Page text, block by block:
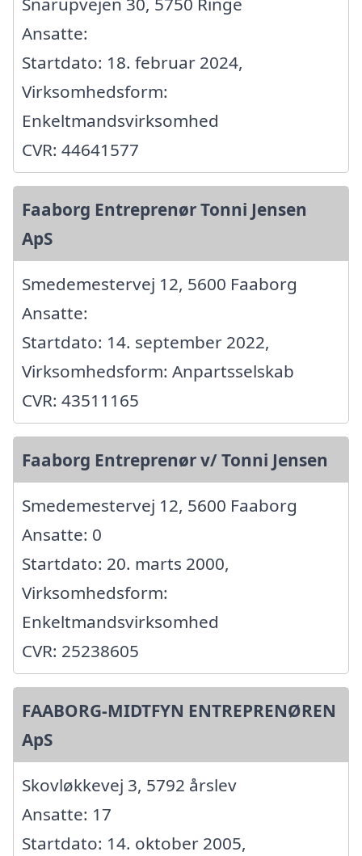
Ansatte:
Startdato: 18. februar 2024,
Virksomhedsform:
Enkeltmandsvirksomhed
CVR: 44641577
Faaborg Entreprenør Tonni Jensen
ApS
Smedemestervej 12, 5600 Faaborg
Ansatte:
Startdato: 14. september 2022,
Virksomhedsform: Anpartsselskab
CVR: 43511165
Faaborg Entreprenør v/ Tonni Jensen
Smedemestervej 12, 5600 Faaborg
Ansatte: 0
Startdato: 20. marts 2000,
Virksomhedsform:
Enkeltmandsvirksomhed
CVR: 25238605
FAABORG-MIDTFYN ENTREPRENØREN
ApS
Skovløkkevej 3, 5792 årslev
Ansatte: 17
Startdato: 14. oktober 2005,